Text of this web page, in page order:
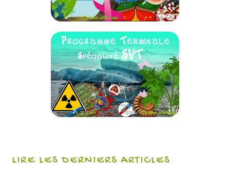
LIRE LES DERNIERS ARTICLES